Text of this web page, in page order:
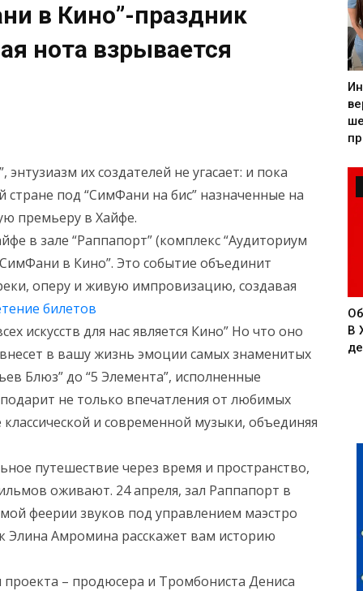
в Кино”-праздник
нота взрывается
их создателей не угасает: и пока
под “СимФани на бис” назначенные на
премьеру в Хайфе.
в зале “Раппапорт” (комплекс “Аудиториум
в Кино”. Это событие объединит
оперу и живую импровизацию, создавая
билетов
искусств для нас является Кино” Но что оно
в вашу жизнь эмоции самых знаменитых
Блюз” до “5 Элемента”, исполненные
не только впечатления от любимых
и современной музыки, объединяя
путешествие через время и пространство,
оживают. 24 апреля, зал Раппапорт в
феерии звуков под управлением маэстро
Элина Амромина расскажет вам историю
– продюсера и Тромбониста Дениса
В